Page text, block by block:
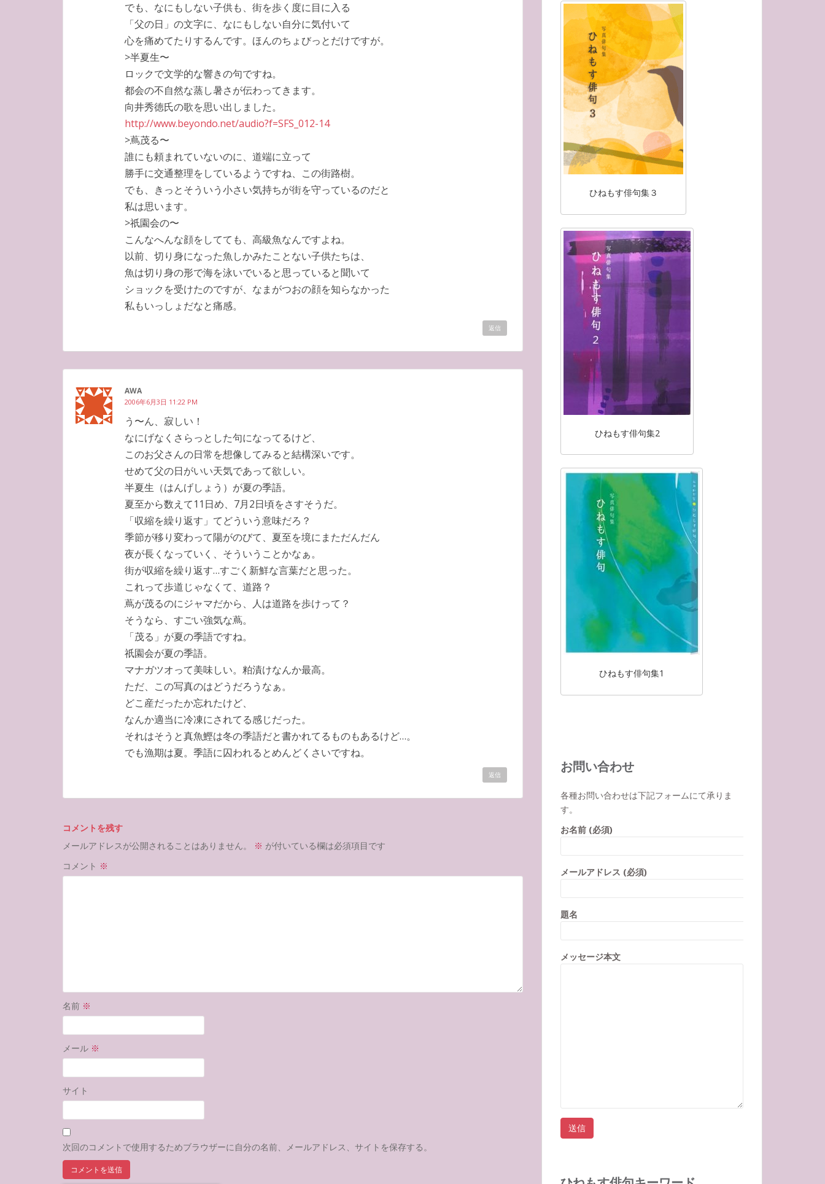
でも、なにもしない子供も、街を歩く度に目に入る
「父の日」の文字に、なにもしない自分に気付いて
心を痛めてたりするんです。ほんのちょびっとだけですが。
>半夏生〜
ロックで文学的な響きの句ですね。
都会の不自然な蒸し暑さが伝わってきます。
向井秀徳氏の歌を思い出しました。
http://www.beyondo.net/audio?f=SFS_012-14
>蔦茂る〜
誰にも頼まれていないのに、道端に立って
勝手に交通整理をしているようですね、この街路樹。
でも、きっとそういう小さい気持ちが街を守っているのだと
私は思います。
>祇園会の〜
こんなへんな顔をしてても、高級魚なんですよね。
以前、切り身になった魚しかみたことない子供たちは、
魚は切り身の形で海を泳いでいると思っていると聞いて
ショックを受けたのですが、なまがつおの顔を知らなかった
私もいっしょだなと痛感。
返信
AWA
2006年6月3日 11:22 PM
う〜ん、寂しい！
なにげなくさらっとした句になってるけど、
このお父さんの日常を想像してみると結構深いです。
せめて父の日がいい天気であって欲しい。
半夏生（はんげしょう）が夏の季語。
夏至から数えて11日め、7月2日頃をさすそうだ。
「収縮を繰り返す」てどういう意味だろ？
季節が移り変わって陽がのびて、夏至を境にまただんだん
夜が長くなっていく、そういうことかなぁ。
街が収縮を繰り返す…すごく新鮮な言葉だと思った。
これって歩道じゃなくて、道路？
蔦が茂るのにジャマだから、人は道路を歩けって？
そうなら、すごい強気な蔦。
「茂る」が夏の季語ですね。
祇園会が夏の季語。
マナガツオって美味しい。粕漬けなんか最高。
ただ、この写真のはどうだろうなぁ。
どこ産だったか忘れたけど、
なんか適当に冷凍にされてる感じだった。
それはそうと真魚鰹は冬の季語だと書かれてるものもあるけど…。
でも漁期は夏。季語に囚われるとめんどくさいですね。
返信
コメントを残す
メールアドレスが公開されることはありません。
※ が付いている欄は必須項目です
コメント ※
名前 ※
メール ※
サイト
次回のコメントで使用するためブラウザーに自分の名前、メールアドレス、サイトを保存する。
ひねもす俳句集３
ひねもす俳句集2
ひねもす俳句集1
お問い合わせ
各種お問い合わせは下記フォームにて承りま
す。
お名前 (必須)
メールアドレス (必須)
題名
メッセージ本文